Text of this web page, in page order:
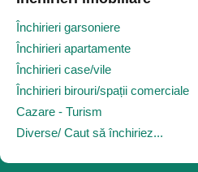
Închirieri garsoniere
Închirieri apartamente
Închirieri case/vile
Închirieri birouri/spații comerciale
Cazare - Turism
Diverse/ Caut să închiriez...